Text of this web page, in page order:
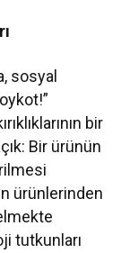
sosyal
bir
Bir ürünün
ürünlerinden
tutkunları